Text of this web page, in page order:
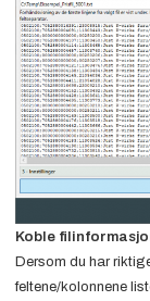
Koble
Dersom du har
feltene/kolonnene